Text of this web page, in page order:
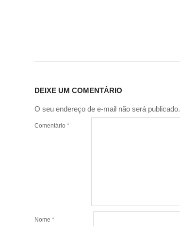
DEIXE UM COMENTÁRIO
O seu endereço de e-mail não será publicado.
Comentário *
Nome *